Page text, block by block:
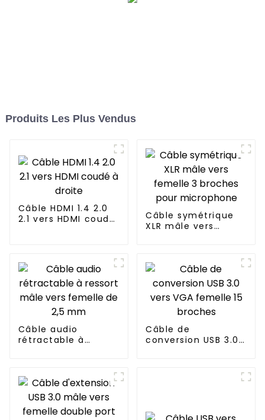
Produits Les Plus Vendus
Câble HDMI 1.4 2.0
2.1 vers HDMI coudé
Câble symétrique
XLR mâle vers
Câble audio
rétractable à
Câble de
conversion USB 3.0